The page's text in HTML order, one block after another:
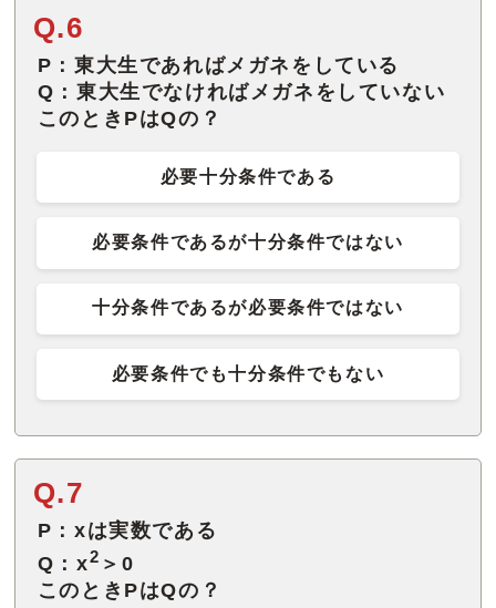
Q.6
P：東大生であればメガネをしている
Q：東大生でなければメガネをしていない
このときPはQの？
必要十分条件である
必要条件であるが十分条件ではない
十分条件であるが必要条件ではない
必要条件でも十分条件でもない
Q.7
P：xは実数である
Q：x2 ＞0
このときPはQの？